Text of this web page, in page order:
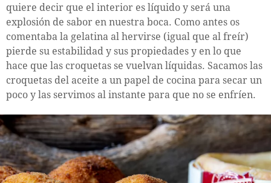
quiere decir que el interior es líquido y será una
explosión de sabor en nuestra boca. Como antes os
comentaba la gelatina al hervirse (igual que al freír)
pierde su estabilidad y sus propiedades y en lo que
hace que las croquetas se vuelvan líquidas. Sacamos las
croquetas del aceite a un papel de cocina para secar un
poco y las servimos al instante para que no se enfríen.